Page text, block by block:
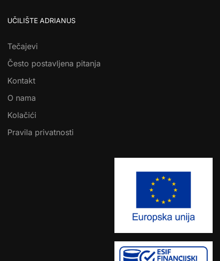
UČILIŠTE ADRIANUS
Tečajevi
Često postavljena pitanja
Kontakt
O nama
Kolačići
Pravila privatnosti